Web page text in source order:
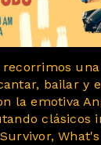
recorrimos
bailar y
la emotiva
clásicos